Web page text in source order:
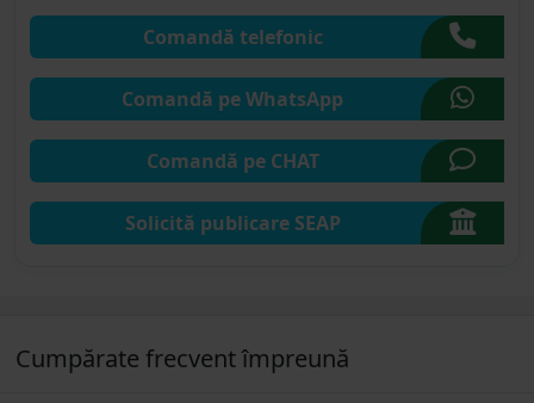
Comandă telefonic
Comandă pe WhatsApp
Comandă pe CHAT
Solicită publicare SEAP
Cumpărate frecvent împreună